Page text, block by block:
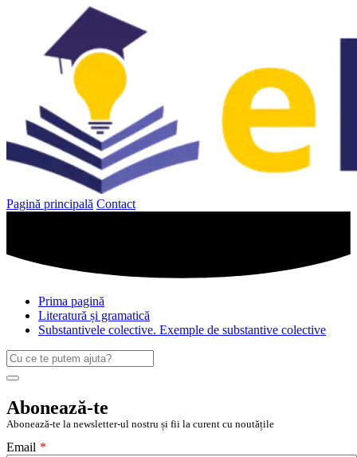
Pagină principală Contact
Prima pagină
Literatură și gramatică
Substantivele colective. Exemple de substantive colective
Caută
după:
Search
Abonează-te
Abonează-te la newsletter-ul nostru și fii la curent cu noutățile
Email *